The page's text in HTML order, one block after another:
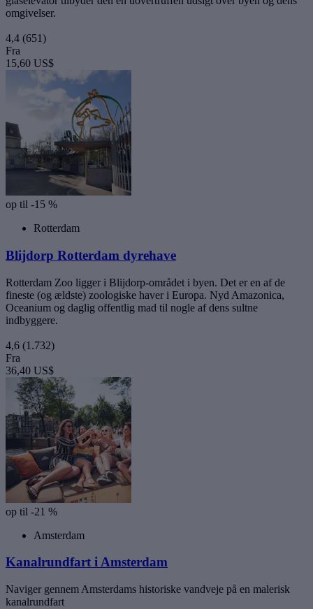
omgivelser.
4,4 (651)
Fra
15,60 US$
op til -15 %
Rotterdam
Blijdorp Rotterdam dyrehave
Rotterdam Zoo ligger i Blijdorp-området i byen. Det er en af de
fineste (og ældste) zoologiske haver i Europa. Nyd Amazonica,
Oceanium og daglig offentlig mad til nogle af dens sultne
indbyggere.
4,6 (1.732)
Fra
36,40 US$
op til -21 %
Amsterdam
Kanalrundfart i Amsterdam
Naviger gennem Amsterdams historiske vandveje på en malerisk
kanalrundfart